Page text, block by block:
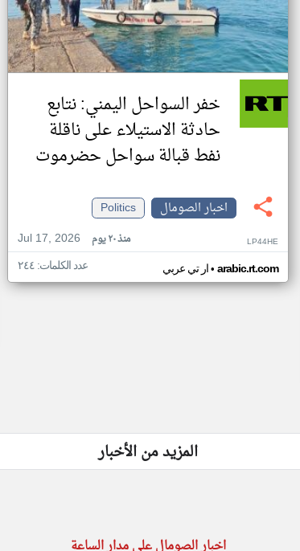
خفر السواحل اليمني: نتابع
حادثة الاستيلاء على ناقلة
نفط قبالة سواحل حضرموت
اخبار الصومال
Politics
Jul 17, 2026
منذ ٢٠ يوم LP44HE
ار تي عربي• arabic.rt.com عدد الكلمات: ٢٤٤
المزيد من الأخبار